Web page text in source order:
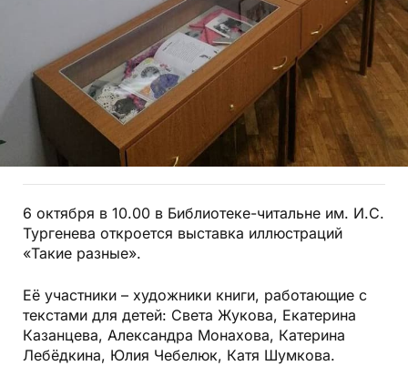
6 октября в 10.00 в Библиотеке-читальне им. И.С.
Тургенева откроется выставка иллюстраций
«Такие разные».
Её участники – художники книги, работающие с
текстами для детей: Света Жукова, Екатерина
Казанцева, Александра Монахова, Катерина
Лебёдкина, Юлия Чебелюк, Катя Шумкова.